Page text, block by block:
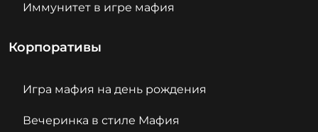
Иммунитет в игре мафия
Корпоративы
Игра мафия на день рождения
Вечеринка в стиле Мафия